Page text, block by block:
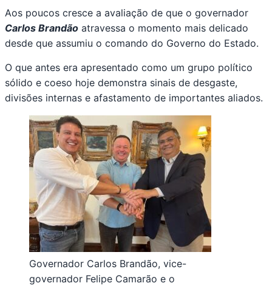
Aos poucos cresce a avaliação de que o governador
Carlos Brandão atravessa o momento mais delicado
desde que assumiu o comando do Governo do Estado.
O que antes era apresentado como um grupo político
sólido e coeso hoje demonstra sinais de desgaste,
divisões internas e afastamento de importantes aliados.
Governador Carlos Brandão, vice-
governador Felipe Camarão e o